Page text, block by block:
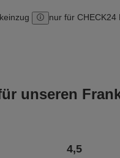
nur für CHECK24
unseren
4,5